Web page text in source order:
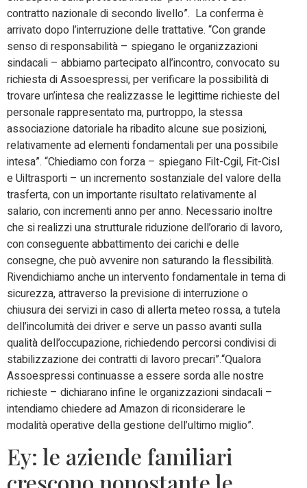
contratto nazionale di secondo livello”. La conferma è
arrivato dopo l’interruzione delle trattative. “Con grande
senso di responsabilità – spiegano le organizzazioni
sindacali – abbiamo partecipato all’incontro, convocato su
richiesta di Assoespressi, per verificare la possibilità di
trovare un’intesa che realizzasse le legittime richieste del
personale rappresentato ma, purtroppo, la stessa
associazione datoriale ha ribadito alcune sue posizioni,
relativamente ad elementi fondamentali per una possibile
intesa”. “Chiediamo con forza – spiegano Filt-Cgil, Fit-Cisl
e Uiltrasporti – un incremento sostanziale del valore della
trasferta, con un importante risultato relativamente al
salario, con incrementi anno per anno. Necessario inoltre
che si realizzi una strutturale riduzione dell’orario di lavoro,
con conseguente abbattimento dei carichi e delle
consegne, che può avvenire non saturando la flessibilità.
Rivendichiamo anche un intervento fondamentale in tema di
sicurezza, attraverso la previsione di interruzione o
chiusura dei servizi in caso di allerta meteo rossa, a tutela
dell’incolumità dei driver e serve un passo avanti sulla
qualità dell’occupazione, richiedendo percorsi condivisi di
stabilizzazione dei contratti di lavoro precari”.“Qualora
Assoespressi continuasse a essere sorda alle nostre
richieste – dichiarano infine le organizzazioni sindacali –
intendiamo chiedere ad Amazon di riconsiderare le
modalità operative della gestione dell’ultimo miglio”.
Ey: le aziende familiari